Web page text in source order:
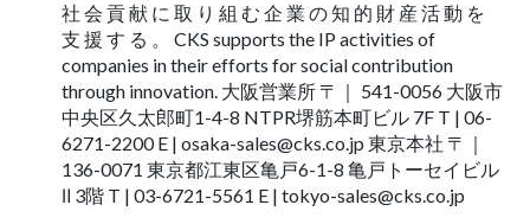
社 会 貢 献 に 取 り 組 む 企 業 の 知 的 財 産 活 動 を
支 援 す る 。 CKS supports the IP activities of
companies in their efforts for social contribution
through innovation. 大阪営業所 〒｜ 541-0056 大阪市
中央区久太郎町1-4-8 NTPR堺筋本町ビル 7F T | 06-
6271-2200 E | osaka-sales@cks.co.jp 東京本社 〒｜
136-0071 東京都江東区亀戸6-1-8 亀戸トーセイビル
Ⅱ 3階 T | 03-6721-5561 E | tokyo-sales@cks.co.jp